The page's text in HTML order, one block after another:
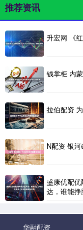
推荐资讯
升宏网 《
钱掌柜 内
拉伯配资
N配资 银
盛康优配
达，谁能挣
华融配资